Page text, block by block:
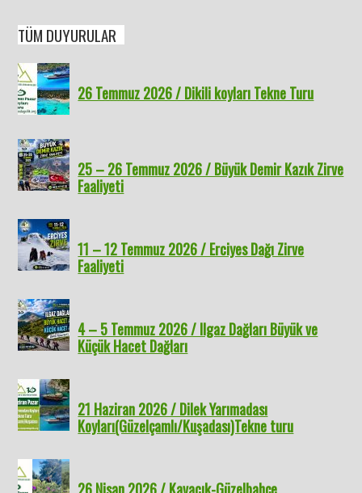
TÜM DUYURULAR
26 Temmuz 2026 / Dikili koyları Tekne Turu
25 – 26 Temmuz 2026 / Büyük Demir Kazık Zirve
Faaliyeti
11 – 12 Temmuz 2026 / Erciyes Dağı Zirve
Faaliyeti
4 – 5 Temmuz 2026 / Ilgaz Dağları Büyük ve
Küçük Hacet Dağları
21 Haziran 2026 / Dilek Yarımadası
Koyları(Güzelçamlı/Kuşadası)Tekne turu